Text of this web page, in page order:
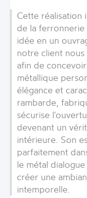
Cette réalisation
de la
idée en un
notre client
afin de
métallique
élégance et
rambarde,
sécurise
devenant un
intérieure. Son
parfaitement
le métal
créer une
intemporelle.